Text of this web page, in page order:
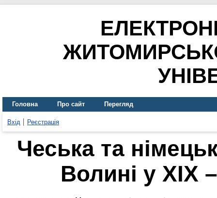
Головна Про сайт Перегляд
Вхід Реєстрація
Чеська та
Волині у ХІХ